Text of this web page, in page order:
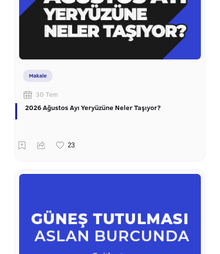
Makale
30 Tem
2026 Ağustos Ayı Yeryüzüne Neler Taşıyor?